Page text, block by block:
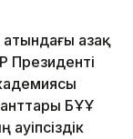
Қазақ
Президенті
БҰҰ